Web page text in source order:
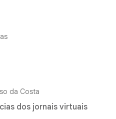
da Costa
dos jornais virtuais